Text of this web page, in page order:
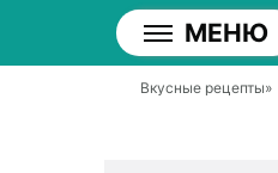
МЕНЮ
Вкусные рецепты»